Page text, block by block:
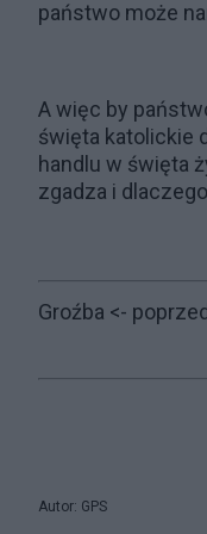
państwo może
A więc by
święta katolickie
handlu w święta
zgadza i
Groźba <-
Autor: GPS